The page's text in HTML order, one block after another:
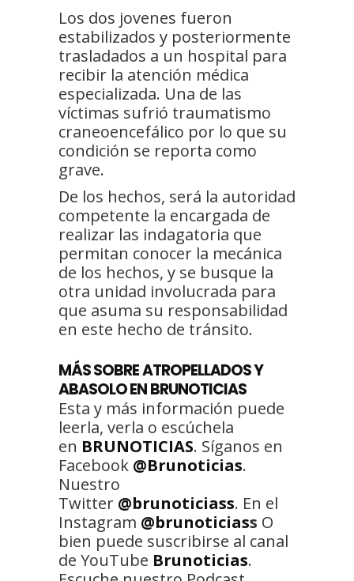
Los dos jovenes fueron
estabilizados y posteriormente
trasladados a un hospital para
recibir la atención médica
especializada. Una de las
víctimas sufrió traumatismo
craneoencefálico por lo que su
condición se reporta como
grave.
De los hechos, será la autoridad
competente la encargada de
realizar las indagatoria que
permitan conocer la mecánica
de los hechos, y se busque la
otra unidad involucrada para
que asuma su responsabilidad
en este hecho de tránsito.
MÁS SOBRE ATROPELLADOS Y
ABASOLO EN BRUNOTICIAS
Esta y más información puede
leerla, verla o escúchela
en BRUNOTICIAS. Síganos en
Facebook @Brunoticias.
Nuestro
Twitter @brunoticiass. En el
Instagram @brunoticiass O
bien puede suscribirse al canal
de YouTube Brunoticias.